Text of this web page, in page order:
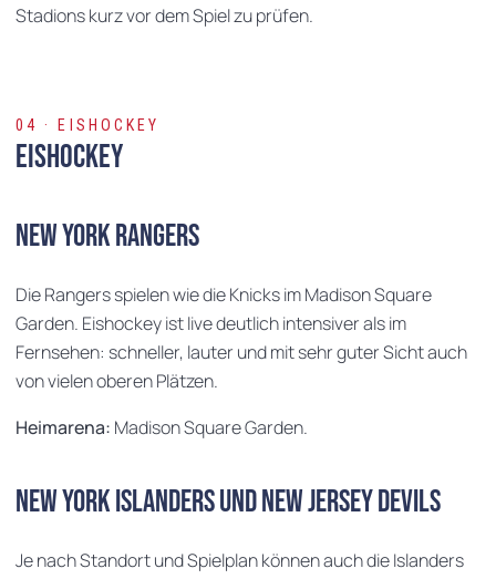
Stadions kurz vor dem Spiel zu prüfen.
04 · EISHOCKEY
Eishockey
New York Rangers
Die Rangers spielen wie die Knicks im Madison Square
Garden. Eishockey ist live deutlich intensiver als im
Fernsehen: schneller, lauter und mit sehr guter Sicht auch
von vielen oberen Plätzen.
Heimarena: Madison Square Garden.
New York Islanders und New Jersey Devils
Je nach Standort und Spielplan können auch die Islanders